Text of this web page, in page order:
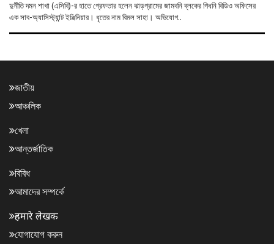
দুর্নীতি দমন শাখা (এসিবি)-র হাতে গ্রেফতার হলেন ঝাড়গ্রামের জামবনি ব্লকের গিধনি বিডিও অফিসের
এক সাব-অ্যাসিস্ট্যান্ট ইঞ্জিনিয়ার। ধৃতের নাম বিমল সাহা। অভিযোগ..
জাতীয়
আঞ্চলিক
খেলা
আন্তর্জাতিক
বিবিধ
আমাদের সম্পর্কে
हमारे लेखक
যোগাযোগ করুন